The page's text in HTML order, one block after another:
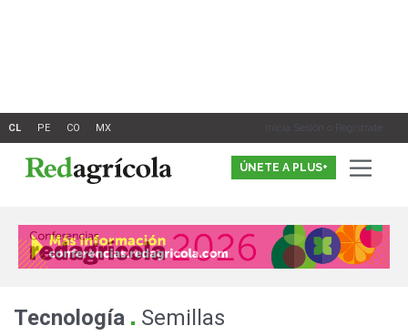
Inicia Sesión o Registrate
ÚNETE A PLUS+
Tecnología . Semillas